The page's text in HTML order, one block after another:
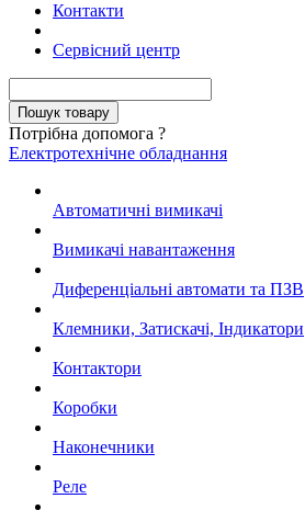
Контакти
Сервісний центр
Потрібна допомога ?
Електротехнічне обладнання
Автоматичні вимикачі
Вимикачі навантаження
Диференціальні автомати та ПЗВ
Клемники, Затискачі, Індикатори
Контактори
Коробки
Наконечники
Реле